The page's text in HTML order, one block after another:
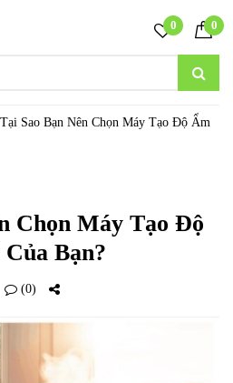
0 0
Tại Sao Bạn Nên Chọn Máy Tạo Độ Ẩm
Chọn Máy Tạo Độ
Bạn?
(0)